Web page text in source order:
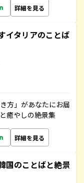
詳細を見る
イタリアのことば
方」があなたにお届
癒やしの絶景集
詳細を見る
国のことばと絶景